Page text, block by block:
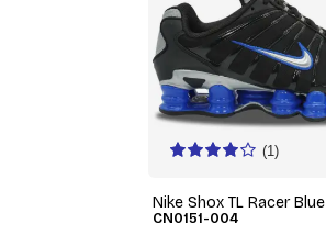
(1)
Nike Shox TL Racer Blue
CN0151-004